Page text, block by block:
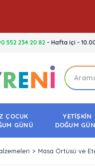
552 234 20 82 - Hafta içi -
ÇOCUK
GÜNÜ
YETİŞKİN
DOĞUM
Masa Örtüsü ve